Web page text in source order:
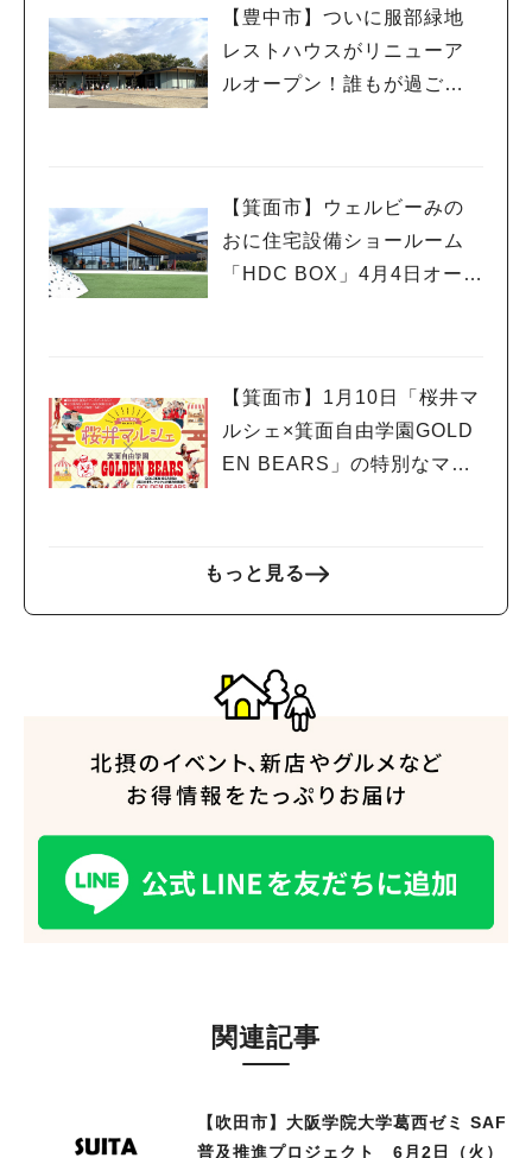
【豊中市】ついに服部緑地
レストハウスがリニューア
ルオープン！誰もが過ごし
【箕面市】ウェルビーみの
おに住宅設備ショールーム
「HDC BOX」4月4日オープ
【箕面市】1月10日「桜井マ
ルシェ×箕面自由学園GOLD
EN BEARS」の特別なマル
もっと見る
関連記事
【吹田市】大阪学院大学葛西ゼミ SAF
普及推進プロジェクト 6月2日（火）